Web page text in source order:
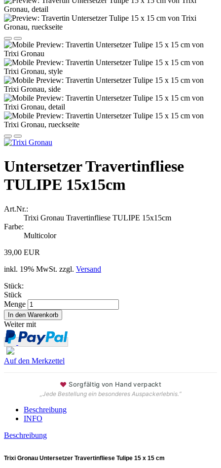
Untersetzer Travertinfliese
TULIPE 15x15cm
Art.Nr.:
Trixi Gronau Travertinfliese TULIPE 15x15cm
Farbe:
Multicolor
39,00 EUR
inkl. 19% MwSt. zzgl. Versand
Stück:
Stück
Menge
Weiter mit
Auf den Merkzettel
♥ Sorgfältig von Hand verpackt
„Jede Bestellung ein besonderes Auspackerlebnis.“
Beschreibung
INFO
Beschreibung
Trixi Gronau Untersetzer Travertinfliese Tulipe 15 x 15 cm